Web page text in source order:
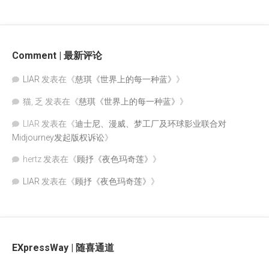
Comment | 最新评论
LIAR 发表在《慈琪《世界上的每一种蓝》 》
猫, 乏 发表在《慈琪《世界上的每一种蓝》 》
LIAR 发表在《迪士尼、漫威、梦工厂及环球影业联合对
Midjourney发起版权诉讼》
hertz 发表在《顾抒《夜色玛奇莲》 》
LIAR 发表在《顾抒《夜色玛奇莲》 》
EXpressWay | 随喜通道